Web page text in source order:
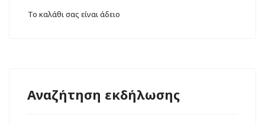
Το καλάθι σας είναι άδειο
Αναζήτηση εκδήλωσης